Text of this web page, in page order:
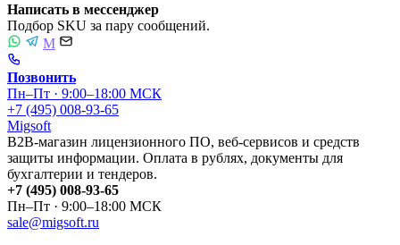
Написать в мессенджер
Подбор SKU за пару сообщений.
M
Позвонить
Пн–Пт · 9:00–18:00 МСК
+7 (495) 008-93-65
Migsoft
B2B-магазин лицензионного ПО, веб-сервисов и средств
защиты информации. Оплата в рублях, документы для
бухгалтерии и тендеров.
+7 (495) 008-93-65
Пн–Пт · 9:00–18:00 МСК
sale@migsoft.ru